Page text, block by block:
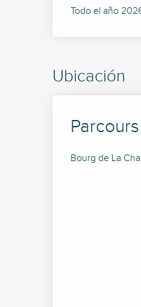
Todo el año
Ubicación
Bourg de La